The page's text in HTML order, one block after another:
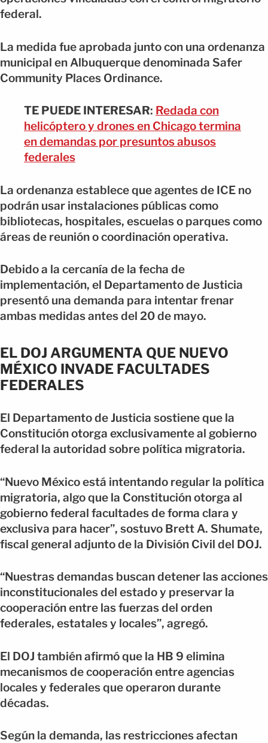
federal.
La medida fue aprobada junto con una ordenanza
municipal en Albuquerque denominada Safer
Community Places Ordinance.
TE PUEDE INTERESAR: Redada con
helicóptero y drones en Chicago termina
en demandas por presuntos abusos
federales
La ordenanza establece que agentes de ICE no
podrán usar instalaciones públicas como
bibliotecas, hospitales, escuelas o parques como
áreas de reunión o coordinación operativa.
Debido a la cercanía de la fecha de
implementación, el Departamento de Justicia
presentó una demanda para intentar frenar
ambas medidas antes del 20 de mayo.
EL DOJ ARGUMENTA QUE NUEVO
MÉXICO INVADE FACULTADES
FEDERALES
El Departamento de Justicia sostiene que la
Constitución otorga exclusivamente al gobierno
federal la autoridad sobre política migratoria.
“Nuevo México está intentando regular la política
migratoria, algo que la Constitución otorga al
gobierno federal facultades de forma clara y
exclusiva para hacer”, sostuvo Brett A. Shumate,
fiscal general adjunto de la División Civil del DOJ.
“Nuestras demandas buscan detener las acciones
inconstitucionales del estado y preservar la
cooperación entre las fuerzas del orden
federales, estatales y locales”, agregó.
El DOJ también afirmó que la HB 9 elimina
mecanismos de cooperación entre agencias
locales y federales que operaron durante
décadas.
Según la demanda, las restricciones afectan